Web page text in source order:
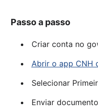
Passo a passo
Criar conta no
Abrir o app CNH
Selecionar
Enviar